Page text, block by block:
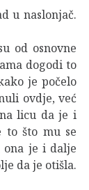
u naslonjač.
od osnovne
dogodi to
je počelo
ovdje, već
licu da je i
to što mu se
ona je i dalje
da je otišla.